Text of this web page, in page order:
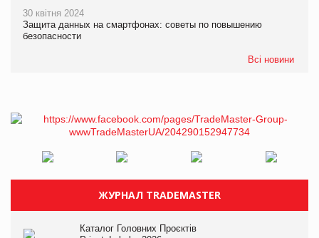
30 квітня 2024
Защита данных на смартфонах: советы по повышению
безопасности
Всі новини
ЖУРНАЛ TRADEMASTER
Каталог Головних Проєктів